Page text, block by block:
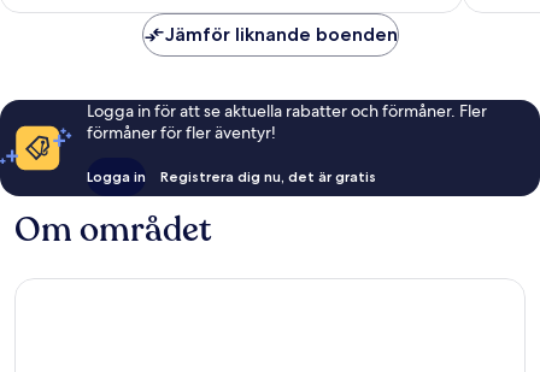
Jämför liknande boenden
Logga in för att se aktuella rabatter och förmåner. Fler
förmåner för fler äventyr!
Logga in Registrera dig nu, det är gratis
Om området